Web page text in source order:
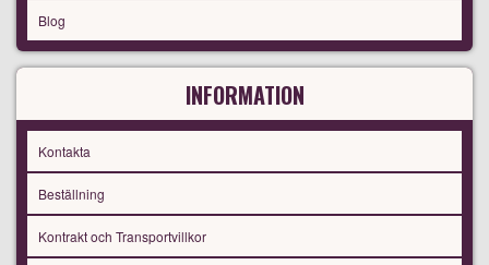
Blog
INFORMATION
Kontakta
Beställning
Kontrakt och Transportvillkor